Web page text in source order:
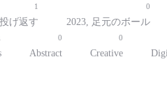
1
げ返す
0
2023, 足元のボール
0
Abstract
0
Creative